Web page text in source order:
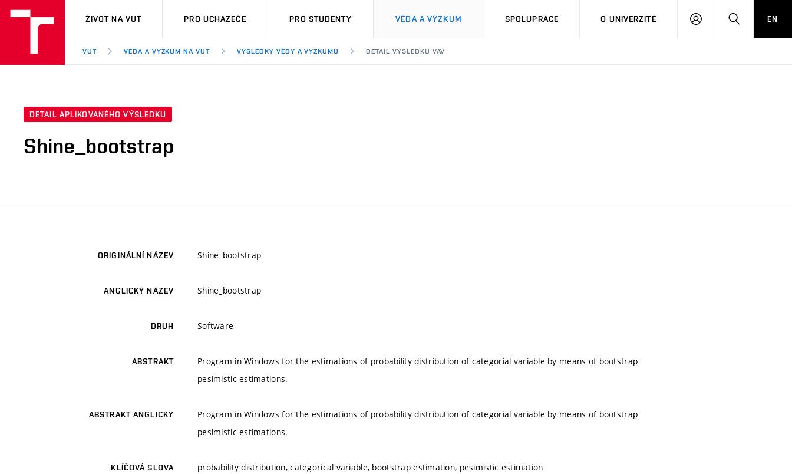
VUT
ŽIVOT NA VUT PRO UCHAZEČE PRO STUDENTY VĚDA A VÝZKUM SPOLUPRÁCE O UNIVERZITĚ
PŘIHLÁSIT HLEDATEN
VUT VĚDA A VÝZKUM NA VUT VÝSLEDKY VĚDY A VÝZKUMU DETAIL VÝSLEDKU VAV
DETAIL APLIKOVANÉHO VÝSLEDKU
Shine_bootstrap
ORIGINÁLNÍ NÁZEV Shine_bootstrap
ANGLICKÝ NÁZEV Shine_bootstrap
DRUH Software
ABSTRAKT
Program in Windows for the estimations of probability distribution of categorial variable by means of bootstrap
pesimistic estimations.
ABSTRAKT ANGLICKY
Program in Windows for the estimations of probability distribution of categorial variable by means of bootstrap
pesimistic estimations.
KLÍČOVÁ SLOVA probability distribution, categorical variable, bootstrap estimation, pesimistic estimation